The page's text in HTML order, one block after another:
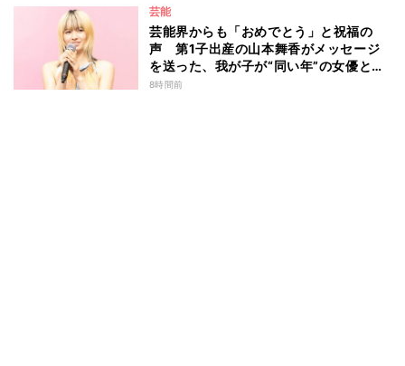
芸能
芸能界からも「おめでとう」と祝福の
声 第1子出産の山本舞香がメッセージ
を送った、我が子が“同い年”の女優と
は 今月1日には2年在籍した所属事務所
8時間前